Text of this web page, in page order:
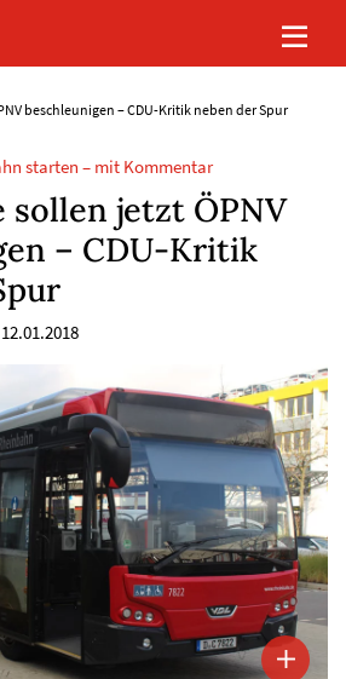
beschleunigen – CDU-Kritik neben der Spur
starten – mit Kommentar
sollen jetzt ÖPNV
– CDU-Kritik
12.01.2018